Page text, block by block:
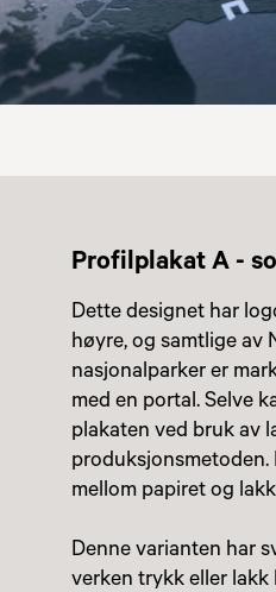
Profilplakat A -
Dette designet har
høyre, og samtlige av
nasjonalparker er
med en portal. Selve
plakaten ved bruk av
mellom papiret og
Denne varianten har
verken trykk eller